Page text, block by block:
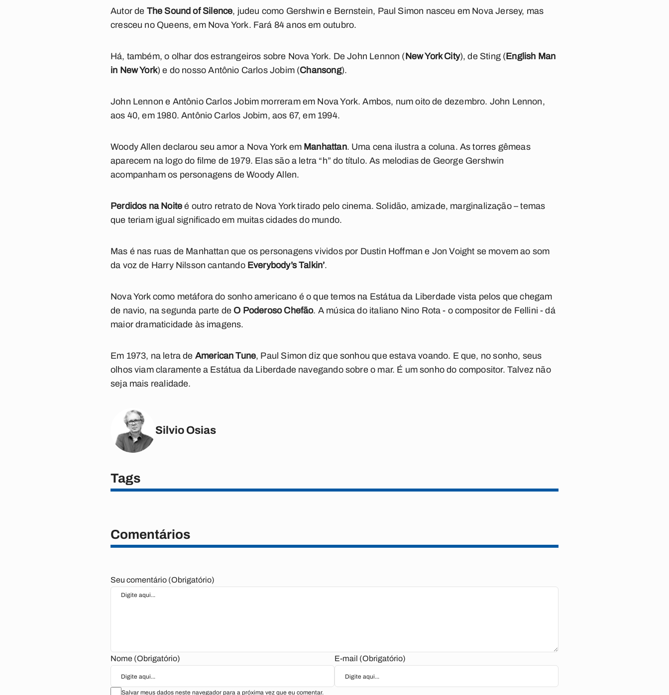
Autor de The Sound of Silence, judeu como Gershwin e Bernstein, Paul Simon nasceu em Nova Jersey, mas
cresceu no Queens, em Nova York. Fará 84 anos em outubro.
Há, também, o olhar dos estrangeiros sobre Nova York. De John Lennon ( New York City), de Sting ( English Man
in New York) e do nosso Antônio Carlos Jobim (Chansong).
John Lennon e Antônio Carlos Jobim morreram em Nova York. Ambos, num oito de dezembro. John Lennon,
aos 40, em 1980. Antônio Carlos Jobim, aos 67, em 1994.
Woody Allen declarou seu amor a Nova York em Manhattan. Uma cena ilustra a coluna. As torres gêmeas
aparecem na logo do filme de 1979. Elas são a letra “h” do título. As melodias de George Gershwin
acompanham os personagens de Woody Allen.
Perdidos na Noite é outro retrato de Nova York tirado pelo cinema. Solidão, amizade, marginalização – temas
que teriam igual significado em muitas cidades do mundo.
Mas é nas ruas de Manhattan que os personagens vividos por Dustin Hoffman e Jon Voight se movem ao som
da voz de Harry Nilsson cantando Everybody’s Talkin’.
Nova York como metáfora do sonho americano é o que temos na Estátua da Liberdade vista pelos que chegam
de navio, na segunda parte de O Poderoso Chefão. A música do italiano Nino Rota - o compositor de Fellini - dá
maior dramaticidade às imagens.
Em 1973, na letra de American Tune, Paul Simon diz que sonhou que estava voando. E que, no sonho, seus
olhos viam claramente a Estátua da Liberdade navegando sobre o mar. É um sonho do compositor. Talvez não
seja mais realidade.
Silvio Osias
Tags
Comentários
Seu comentário (Obrigatório)
Nome (Obrigatório) E-mail (Obrigatório)
Salvar meus dados neste navegador para a próxima vez que eu comentar.